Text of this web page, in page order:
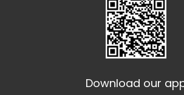
Download our